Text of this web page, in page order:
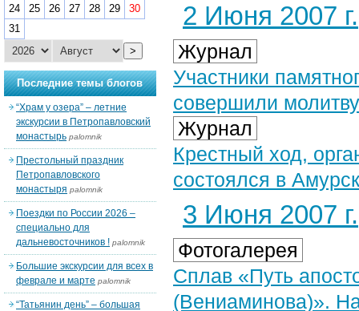
2 Июня 2007 г.
Журнал
Участники
совершили
Журнал
Крестный ход,
состоялся в
3 Июня 2007 г.
Фотогалерея
Cплав «Путь
(Вениаминова)».
24
25 26 27 28 29
30
31
>
Последние темы блогов
“Храм у озера” – летние
экскурсии в Петропавловский
монастырь palomnik
Престольный праздник
Петропавловского
монастыря palomnik
Поездки по России 2026 –
специально для
дальневосточников ! palomnik
Большие экскурсии для всех в
феврале и марте palomnik
“Татьянин день” – большая